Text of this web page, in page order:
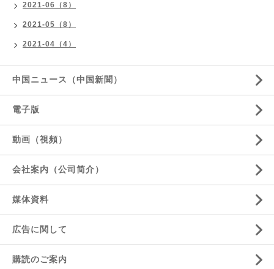
2021-06（8）
2021-05（8）
2021-04（4）
中国ニュース（中国新聞）
電子版
動画（視頻）
会社案内（公司简介）
媒体資料
広告に関して
購読のご案内